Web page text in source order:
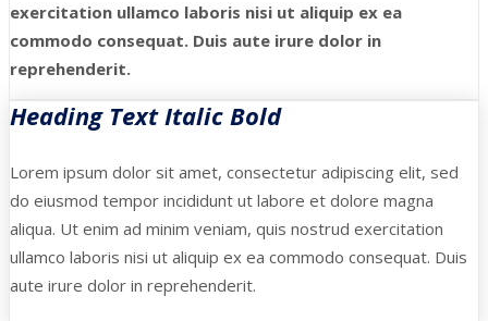
exercitation ullamco laboris nisi ut aliquip ex ea
commodo consequat. Duis aute irure dolor in
reprehenderit.
Heading Text Italic Bold
Lorem ipsum dolor sit amet, consectetur adipiscing elit, sed
do eiusmod tempor incididunt ut labore et dolore magna
aliqua. Ut enim ad minim veniam, quis nostrud exercitation
ullamco laboris nisi ut aliquip ex ea commodo consequat. Duis
aute irure dolor in reprehenderit.